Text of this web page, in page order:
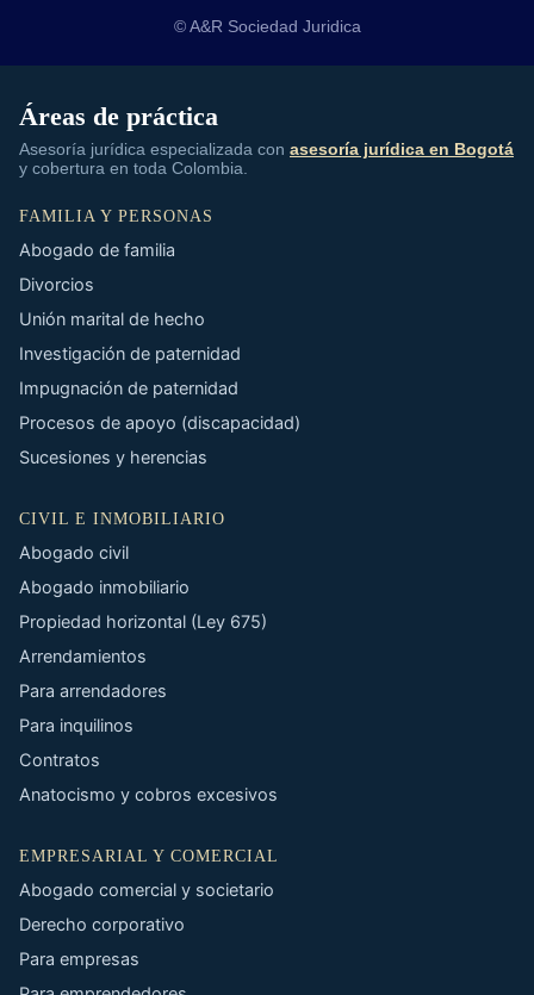
© A&R Sociedad Juridica
Áreas de práctica
Asesoría jurídica especializada con asesoría jurídica en Bogotá
y cobertura en toda Colombia.
FAMILIA Y PERSONAS
Abogado de familia
Divorcios
Unión marital de hecho
Investigación de paternidad
Impugnación de paternidad
Procesos de apoyo (discapacidad)
Sucesiones y herencias
CIVIL E INMOBILIARIO
Abogado civil
Abogado inmobiliario
Propiedad horizontal (Ley 675)
Arrendamientos
Para arrendadores
Para inquilinos
Contratos
Anatocismo y cobros excesivos
EMPRESARIAL Y COMERCIAL
Abogado comercial y societario
Derecho corporativo
Para empresas